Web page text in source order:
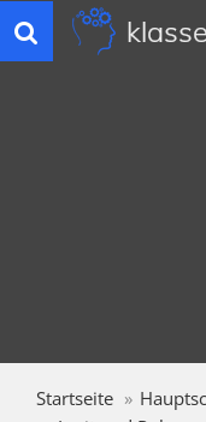
Toggle
navigation
Startseite